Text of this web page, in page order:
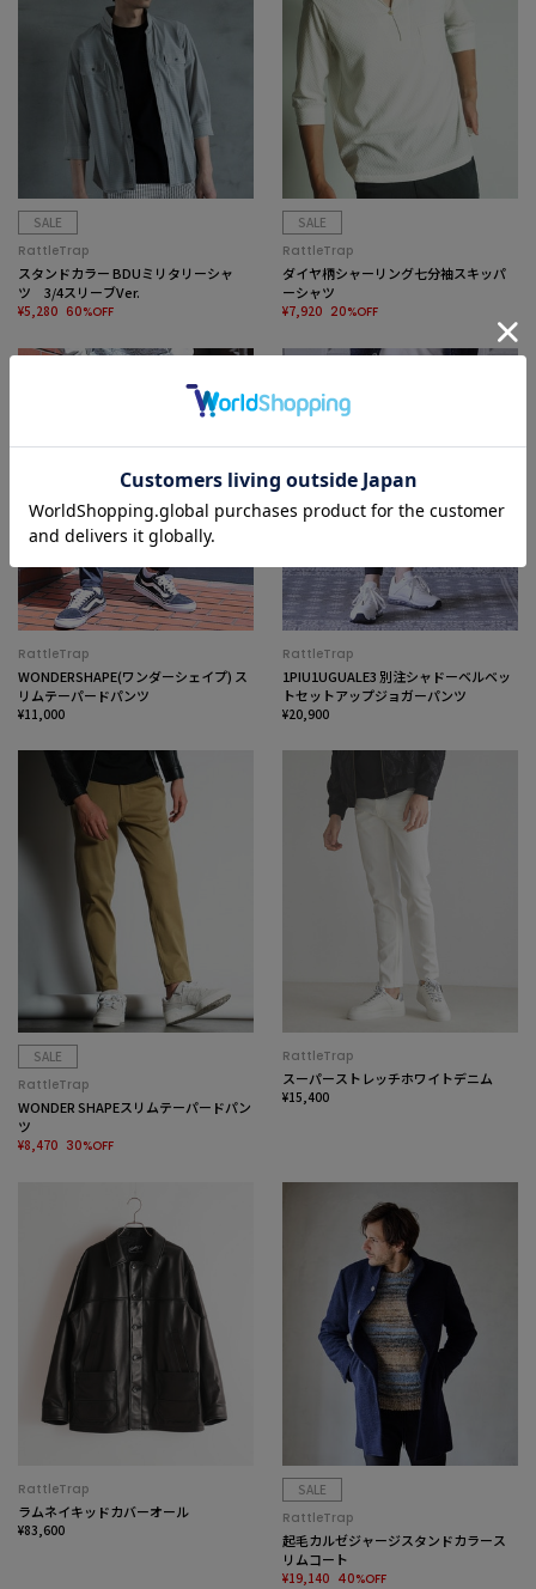
SALE
RattleTrap
スタンドカラー BDUミリタリーシャ
ツ 3/4スリーブVer.
¥5,280 60%OFF
SALE
RattleTrap
ダイヤ柄シャーリング七分袖スキッパ
ーシャツ
¥7,920 20%OFF
RattleTrap
WONDERSHAPE(ワンダーシェイプ) ス
リムテーパードパンツ
¥11,000
RattleTrap
1PIU1UGUALE3 別注シャドーベルベッ
トセットアップジョガーパンツ
¥20,900
SALE
RattleTrap
WONDER SHAPEスリムテーパードパン
ツ
¥8,470 30%OFF
RattleTrap
スーパーストレッチホワイトデニム
¥15,400
RattleTrap
ラムネイキッドカバーオール
¥83,600
SALE
RattleTrap
起毛カルゼジャージスタンドカラース
リムコート
¥19,140 40%OFF